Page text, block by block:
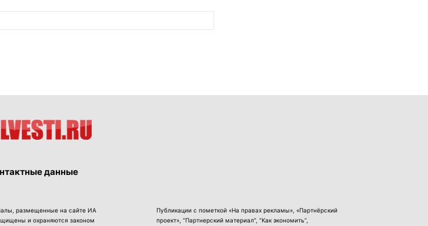
данные
размещенные на сайте ИА
и охраняются законом
Публикации с пометкой «На правах рекламы», «Партнёрский
проект», “Партнерский материал”, “Как экономить”,